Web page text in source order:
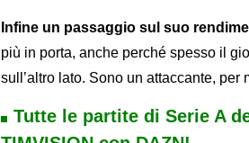
Infine un passaggio sul suo
più in porta, anche perché spesso il
sull’altro lato. Sono un attaccante, per
Tutte le partite di Serie A